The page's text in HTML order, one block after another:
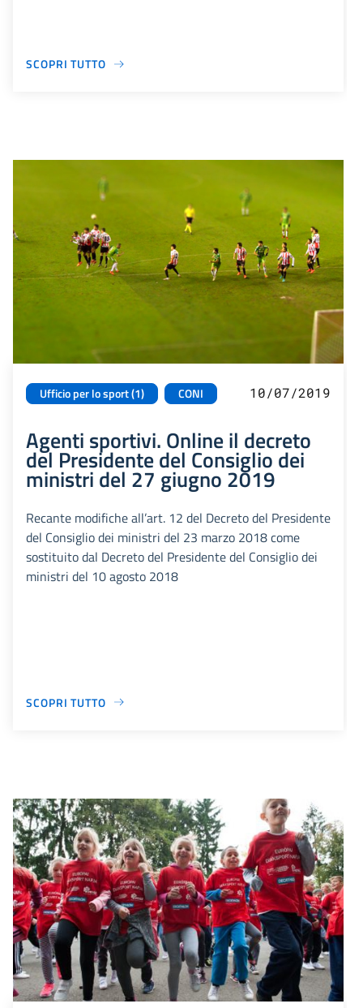
SCOPRI TUTTO
Ufficio per lo sport (1) CONI 10/07/2019
Agenti sportivi. Online il decreto
del Presidente del Consiglio dei
ministri del 27 giugno 2019
Recante modifiche all’art. 12 del Decreto del Presidente
del Consiglio dei ministri del 23 marzo 2018 come
sostituito dal Decreto del Presidente del Consiglio dei
ministri del 10 agosto 2018
SCOPRI TUTTO